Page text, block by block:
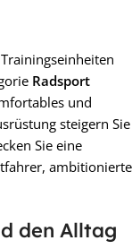
Radsport
und
steigern Sie
Sie eine
ambitionierte
den Alltag